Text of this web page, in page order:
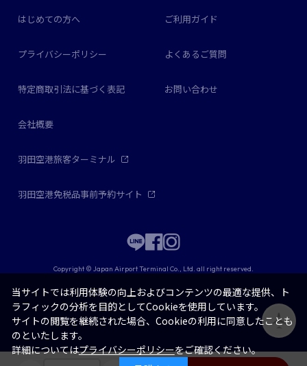
はじめての方へ ご利用ガイド
プライバシーポリシー よくあるご質問
特定商取引法に基づく表記 お問い合わせ
会社概要
羽田空港旅客ターミナル
羽田空港免税品事前予約サイト
Copyright © Japan Airport Terminal Co., Ltd. all right reserved.
当サイトでは利用体験の向上およびコンテンツの最適な提供、ト
ラフィックの分析を目的としてCookieを使用しています。
サイトの閲覧を継続された場合、Cookieの利用に同意したことも
のといたします。
詳細についてはプライバシーポリシーをご確認ください。